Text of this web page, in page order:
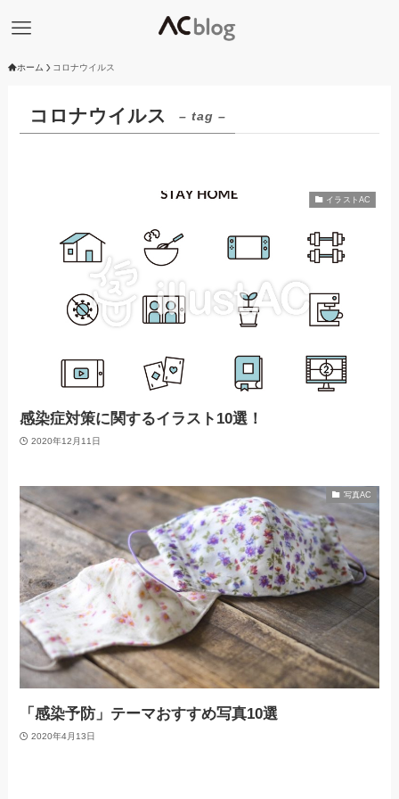
ホーム コロナウイルス
コロナウイルス – tag –
イラストAC
感染症対策に関するイラスト10選！
2020年12月11日
写真AC
「感染予防」テーマおすすめ写真10選
2020年4月13日